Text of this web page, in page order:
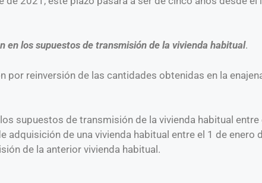
los supuestos de transmisión de la vivienda habitual.
por reinversión de las cantidades obtenidas en la
supuestos de transmisión de la vivienda habitual entre
adquisición de una vivienda habitual entre el 1 de enero
de la anterior vivienda habitual.